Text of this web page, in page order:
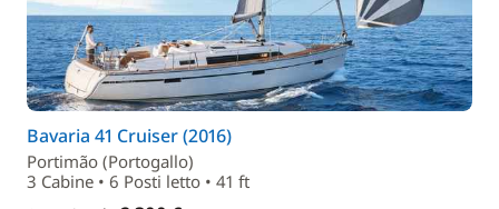
Bavaria 41 Cruiser (2016)
Portimão (Portogallo)
3 Cabine • 6 Posti letto • 41 ft